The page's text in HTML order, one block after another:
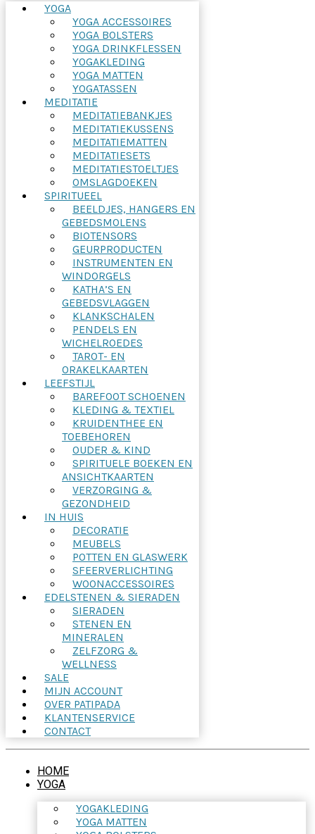
YOGA
YOGA ACCESSOIRES
YOGA BOLSTERS
YOGA DRINKFLESSEN
YOGAKLEDING
YOGA MATTEN
YOGATASSEN
MEDITATIE
MEDITATIEBANKJES
MEDITATIEKUSSENS
MEDITATIEMATTEN
MEDITATIESETS
MEDITATIESTOELTJES
OMSLAGDOEKEN
SPIRITUEEL
BEELDJES, HANGERS EN
GEBEDSMOLENS
BIOTENSORS
GEURPRODUCTEN
INSTRUMENTEN EN
WINDORGELS
KATHA’S EN
GEBEDSVLAGGEN
KLANKSCHALEN
PENDELS EN
WICHELROEDES
TAROT- EN
ORAKELKAARTEN
LEEFSTIJL
BAREFOOT SCHOENEN
KLEDING & TEXTIEL
KRUIDENTHEE EN
TOEBEHOREN
OUDER & KIND
SPIRITUELE BOEKEN EN
ANSICHTKAARTEN
VERZORGING &
GEZONDHEID
IN HUIS
DECORATIE
MEUBELS
POTTEN EN GLASWERK
SFEERVERLICHTING
WOONACCESSOIRES
EDELSTENEN & SIERADEN
SIERADEN
STENEN EN
MINERALEN
ZELFZORG &
WELLNESS
SALE
MIJN ACCOUNT
OVER PATIPADA
KLANTENSERVICE
CONTACT
HOME
YOGA
YOGAKLEDING
YOGA MATTEN